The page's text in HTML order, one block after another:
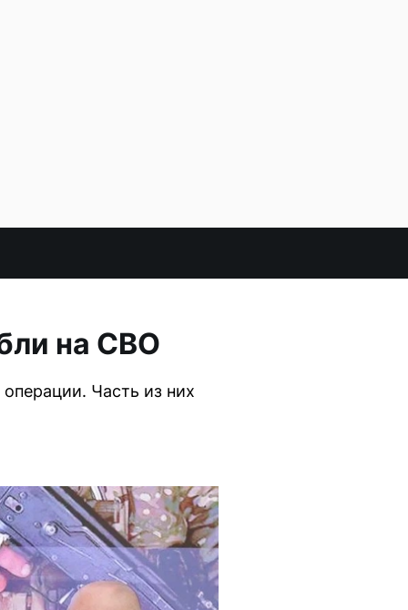
на СВО
Часть из них